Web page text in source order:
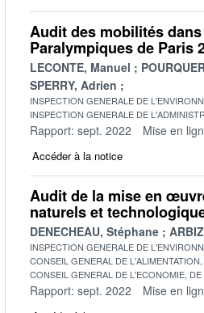
Audit des mobilités
Paralympiques de Paris
LECONTE, Manuel
SPERRY, Adrien
INSPECTION GENERALE DE
INSPECTION GENERALE DE
Rapport: sept. 2022 Mise en
Accéder à la notice
Audit de la mise en
naturels et
DENECHEAU, Stéphane
INSPECTION GENERALE DE
CONSEIL GENERAL DE
CONSEIL GENERAL DE L'ECONOMIE,
Rapport: sept. 2022 Mise en